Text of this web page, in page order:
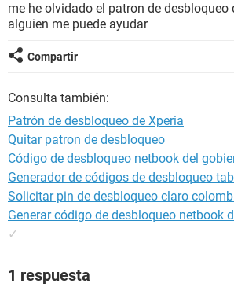
me he olvidado el patron de desbloqueo
alguien me puede ayudar
Compartir
Consulta también:
Patrón de desbloqueo de Xperia
Quitar patron de desbloqueo
Código de desbloqueo netbook del
Generador de códigos de desbloqueo
Solicitar pin de desbloqueo claro
Generar código de desbloqueo netbook
✓
1 respuesta